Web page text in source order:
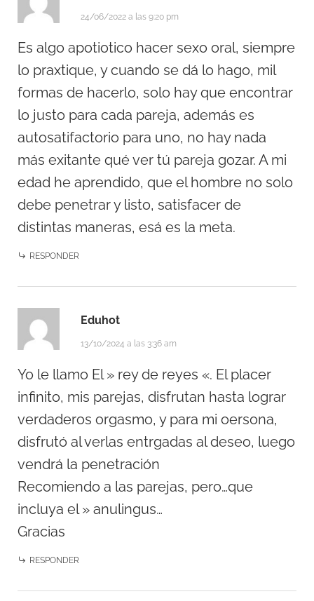
24/06/2022 a las 9:20 pm
Es algo apotiotico hacer sexo oral, siempre
lo praxtique, y cuando se dá lo hago, mil
formas de hacerlo, solo hay que encontrar
lo justo para cada pareja, además es
autosatifactorio para uno, no hay nada
más exitante qué ver tú pareja gozar. A mi
edad he aprendido, que el hombre no solo
debe penetrar y listo, satisfacer de
distintas maneras, esá es la meta.
RESPONDER
Eduhot
13/10/2024 a las 3:36 am
Yo le llamo El » rey de reyes «. El placer
infinito, mis parejas, disfrutan hasta lograr
verdaderos orgasmo, y para mi oersona,
disfrutó al verlas entrgadas al deseo, luego
vendrá la penetración
Recomiendo a las parejas, pero…que
incluya el » anulingus…
Gracias
RESPONDER